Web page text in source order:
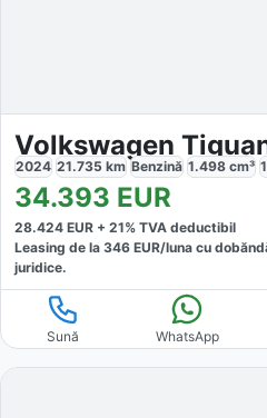
Volkswagen
2024 21.735 km Benzină 1.498 cm³
34.393 EUR
28.424 EUR + 21% TVA deductibil
Leasing de la 346 EUR/luna cu
juridice.
Sună WhatsApp